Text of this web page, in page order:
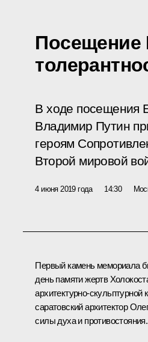
Посещение
В ходе посещения
Владимир Путин
героям
Второй мировой
4 июня 2019 года 14:30
Первый камень мемориала
день памяти жертв
архитектурно-скульптурной
саратовский архитектор
силы духа и противостояния.